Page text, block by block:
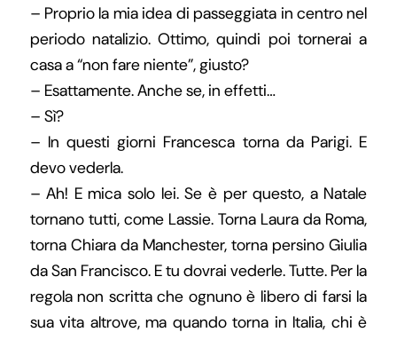
– Proprio la mia idea di passeggiata in centro nel
periodo natalizio. Ottimo, quindi poi tornerai a
casa a “non fare niente”, giusto?
– Esattamente. Anche se, in effetti…
– Sì?
– In questi giorni Francesca torna da Parigi. E
devo vederla.
– Ah! E mica solo lei. Se è per questo, a Natale
tornano tutti, come Lassie. Torna Laura da Roma,
torna Chiara da Manchester, torna persino Giulia
da San Francisco. E tu dovrai vederle. Tutte. Per la
regola non scritta che ognuno è libero di farsi la
sua vita altrove, ma quando torna in Italia, chi è